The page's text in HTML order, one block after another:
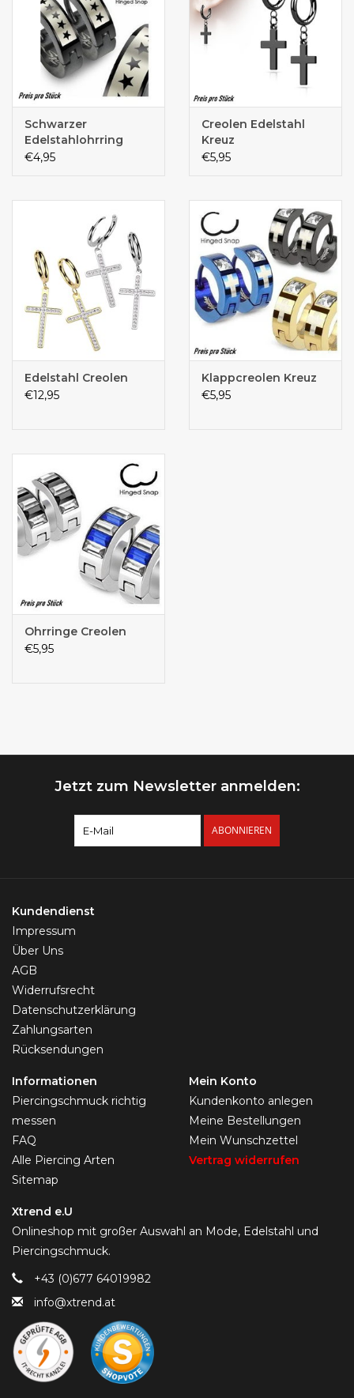
Schwarzer
Edelstahlohrring
€4,95
Creolen Edelstahl
Kreuz
€5,95
Edelstahl Creolen
€12,95
Klappcreolen Kreuz
€5,95
Ohrringe Creolen
€5,95
Jetzt zum Newsletter anmelden:
ABONNIEREN
Kundendienst
Impressum
Über Uns
AGB
Widerrufsrecht
Datenschutzerklärung
Zahlungsarten
Rücksendungen
Informationen
Piercingschmuck richtig
messen
FAQ
Alle Piercing Arten
Sitemap
Mein Konto
Kundenkonto anlegen
Meine Bestellungen
Mein Wunschzettel
Vertrag widerrufen
Xtrend e.U
Onlineshop mit großer Auswahl an Mode, Edelstahl und
Piercingschmuck.
+43 (0)677 64019982
info@xtrend.at